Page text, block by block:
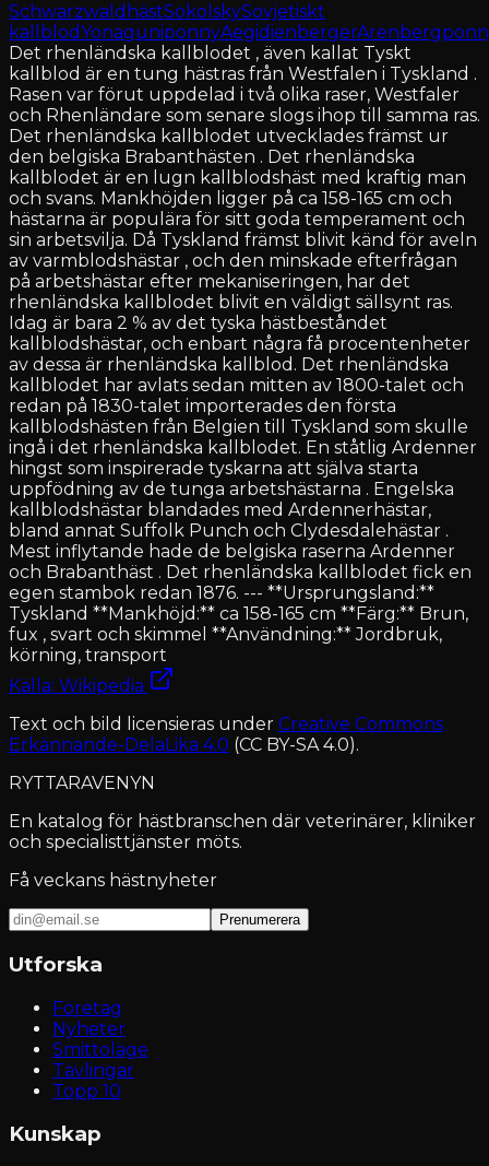
SchwarzwaldhästSokolskySovjetiskt
kallblodYonaguniponnyAegidienberger
Det rhenländska kallblodet , även kallat Tyskt
kallblod är en tung hästras från Westfalen i Tyskland .
Rasen var förut uppdelad i två olika raser, Westfaler
och Rhenländare som senare slogs ihop till samma ras.
Det rhenländska kallblodet utvecklades främst ur
den belgiska Brabanthästen . Det rhenländska
kallblodet är en lugn kallblodshäst med kraftig man
och svans. Mankhöjden ligger på ca 158-165 cm och
hästarna är populära för sitt goda temperament och
sin arbetsvilja. Då Tyskland främst blivit känd för aveln
av varmblodshästar , och den minskade efterfrågan
på arbetshästar efter mekaniseringen, har det
rhenländska kallblodet blivit en väldigt sällsynt ras.
Idag är bara 2 % av det tyska hästbeståndet
kallblodshästar, och enbart några få procentenheter
av dessa är rhenländska kallblod. Det rhenländska
kallblodet har avlats sedan mitten av 1800-talet och
redan på 1830-talet importerades den första
kallblodshästen från Belgien till Tyskland som skulle
ingå i det rhenländska kallblodet. En ståtlig Ardenner
hingst som inspirerade tyskarna att själva starta
uppfödning av de tunga arbetshästarna . Engelska
kallblodshästar blandades med Ardennerhästar,
bland annat Suffolk Punch och Clydesdalehästar .
Mest inflytande hade de belgiska raserna Ardenner
och Brabanthäst . Det rhenländska kallblodet fick en
egen stambok redan 1876. --- **Ursprungsland:**
Tyskland **Mankhöjd:** ca 158-165 cm **Färg:** Brun,
fux , svart och skimmel **Användning:** Jordbruk,
körning, transport
Källa: Wikipedia
Text och bild licensieras under Creative Commons
Erkännande-DelaLika 4.0 (CC BY-SA 4.0).
RYTTARAVENYN
En katalog för hästbranschen där veterinärer, kliniker
och specialisttjänster möts.
Få veckans hästnyheter
Prenumerera
Utforska
Företag
Nyheter
Smittoläge
Tävlingar
Topp 10
Kunskap